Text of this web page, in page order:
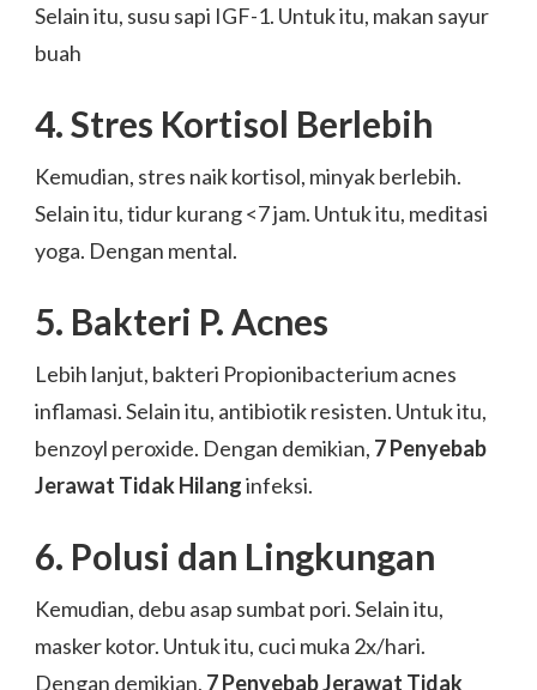
Selain itu, susu sapi IGF-1. Untuk itu, makan sayur
buah
4. Stres Kortisol Berlebih
Kemudian, stres naik kortisol, minyak berlebih.
Selain itu, tidur kurang <7 jam. Untuk itu, meditasi
yoga. Dengan mental.
5. Bakteri P. Acnes
Lebih lanjut, bakteri Propionibacterium acnes
inflamasi. Selain itu, antibiotik resisten. Untuk itu,
benzoyl peroxide. Dengan demikian, 7 Penyebab
Jerawat Tidak Hilanginfeksi.
6. Polusi dan Lingkungan
Kemudian, debu asap sumbat pori. Selain itu,
masker kotor. Untuk itu, cuci muka 2x/hari.
Dengan demikian, 7 Penyebab Jerawat Tidak